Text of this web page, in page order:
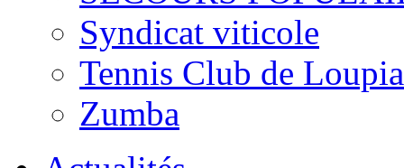
Syndicat viticole
Tennis Club de
Zumba